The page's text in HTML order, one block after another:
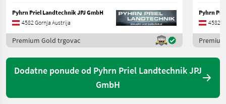
Pyhrn Priel Landtechnik JPJ GmbH
4582 Gornja Austrija
Premium Gold trgovac
Pyhrn
4582
Dodatne ponude od Pyhrn Priel Landtechnik JPJ
GmbH